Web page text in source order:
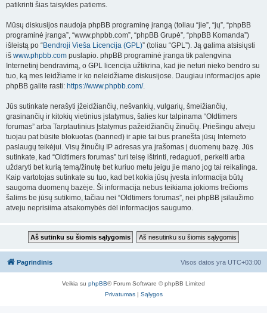
patikrinti šias taisykles patiems.
Mūsų diskusijos naudoja phpBB programinę įrangą (toliau “jie”, “jų”, “phpBB
programinė įranga”, “www.phpbb.com”, “phpBB Grupė”, “phpBB Komanda”)
išleistą po “Bendroji Vieša Licencija (GPL)” (toliau “GPL”). Ją galima atsisiųsti
iš www.phpbb.com puslapio. phpBB programinė įranga tik palengvina
Internetinį bendravimą, o GPL licencija užtikrina, kad jie neturi nieko bendro su
tuo, ką mes leidžiame ir ko neleidžiame diskusijose. Daugiau informacijos apie
phpBB galite rasti: https://www.phpbb.com/.
Jūs sutinkate nerašyti įžeidžiančių, nešvankių, vulgarių, šmeižiančių,
grasinančių ir kitokių vietinius įstatymus, šalies kur talpinama “Oldtimers
forumas” arba Tarptautinius Įstatymus pažeidžiančių žinučių. Priešingu atveju
tuojau pat būsite blokuotas (banned) ir apie tai bus pranešta jūsų Interneto
paslaugų teikėjui. Visų žinučių IP adresas yra įrašomas į duomenų bazę. Jūs
sutinkate, kad “Oldtimers forumas” turi teisę ištrinti, redaguoti, perkelti arba
uždaryti bet kurią temą/žinutę bet kuriuo metu jeigu jie mano jog tai reikalinga.
Kaip vartotojas sutinkate su tuo, kad bet kokia jūsų įvesta informacija būtų
saugoma duomenų bazėje. Ši informacija nebus teikiama jokioms trečioms
šalims be jūsų sutikimo, tačiau nei “Oldtimers forumas”, nei phpBB įsilaužimo
atveju neprisiima atsakomybės dėl informacijos saugumo.
Pagrindinis Visos datos yra UTC+03:00
Veikia su phpBB® Forum Software © phpBB Limited
Privatumas| Sąlygos